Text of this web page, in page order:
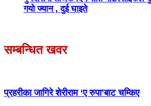
गयो ज्यान , दुई घाइते
सम्बन्धित खवर
प्रहरीका जागिरे शेरीराम ‘ए रुपा’बाट चम्किए